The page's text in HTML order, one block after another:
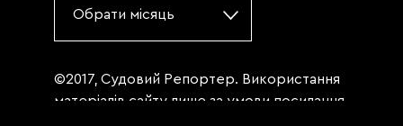
Обрати місяць
©2017, Судовий Репортер. Використання
матеріалів сайту лише за умови посилання